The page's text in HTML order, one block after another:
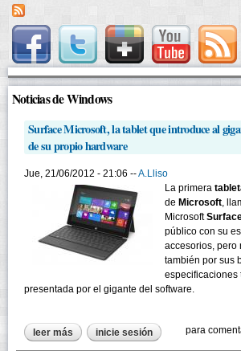
Noticias de Windows
Surface Microsoft, la tablet que introduce al
de su propio hardware
Jue, 21/06/2012 - 21:06 --A.Lliso
La primera
de Microsoft,
Microsoft
público con su
accesorios, pero
también por sus
especificaciones
presentada por el gigante del software.
leer más sobre surface microsoft, la tablet
en la fabricación de su propio
inicie sesión para